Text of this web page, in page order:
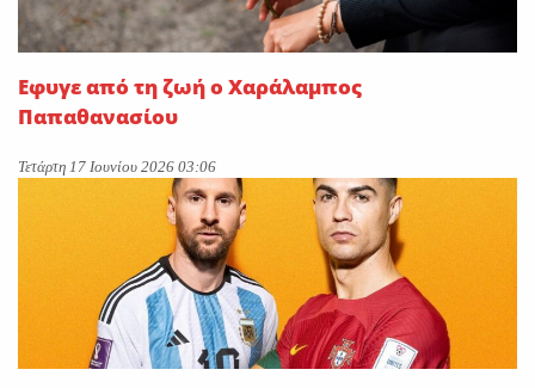
Εφυγε από τη ζωή ο Χαράλαμπος
Παπαθανασίου
Τετάρτη 17 Ιουνίου 2026 03:06